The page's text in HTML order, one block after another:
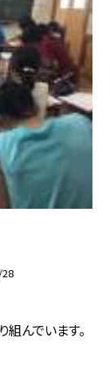
んでいます。